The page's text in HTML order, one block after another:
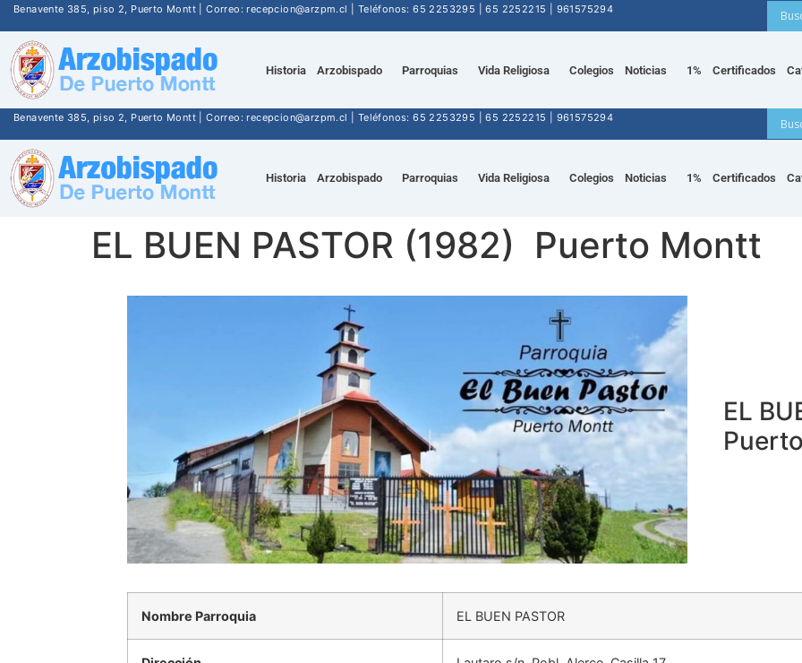
Benavente 385, piso 2, Puerto Montt | Correo: recepcion@arzpm.cl | Teléfonos: 65 2253295 | 65 2252215 | 961575294
Historia Arzobispado Parroquias Vida Religiosa Colegios Noticias 1% Certificados
Benavente 385, piso 2, Puerto Montt | Correo: recepcion@arzpm.cl | Teléfonos: 65 2253295 | 65 2252215 | 961575294
Historia Arzobispado Parroquias Vida Religiosa Colegios Noticias 1% Certificados
EL BUEN PASTOR (1982) Puerto Montt
EL
Nombre Parroquia EL BUEN PASTOR